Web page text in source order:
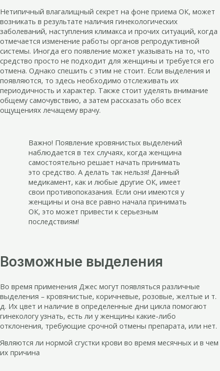
Нетипичный влагалищный секрет на фоне приема ОК, может
возникать в результате наличия гинекологических
заболеваний, наступления климакса и прочих ситуаций, когда
отмечается изменение работы органов репродуктивной
системы. Иногда его появление может указывать на то, что
средство просто не подходит для женщины и требуется его
отмена. Однако спешить с этим не стоит. Если выделения и
появляются, то здесь необходимо отслеживать их
периодичность и характер. Также стоит уделять внимание
общему самочувствию, а затем рассказать обо всех
ощущениях лечащему врачу.
Важно! Появление кровянистых выделений
наблюдается в тех случаях, когда женщина
самостоятельно решает начать принимать
это средство. А делать так нельзя! Данный
медикамент, как и любые другие ОК, имеет
свои противопоказания. Если они имеются у
женщины и она все равно начала принимать
ОК, это может привести к серьезным
последствиям!
Возможные выделения
Во время применения Джес могут появляться различные
выделения – кровянистые, коричневые, розовые, желтые и т.
д. Их цвет и наличие в определенные дни цикла помогают
гинекологу узнать, есть ли у женщины какие-либо
отклонения, требующие срочной отмены препарата, или нет.
Являются ли нормой сгустки крови во время месячных и в чем
их причина